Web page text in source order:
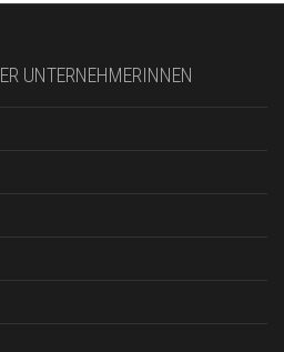
UNTERNEHMERINNEN